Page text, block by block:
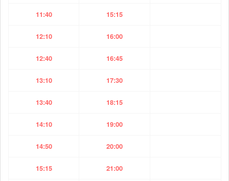
11:40 15:15
12:10 16:00
12:40 16:45
13:10 17:30
13:40 18:15
14:10 19:00
14:50 20:00
15:15 21:00